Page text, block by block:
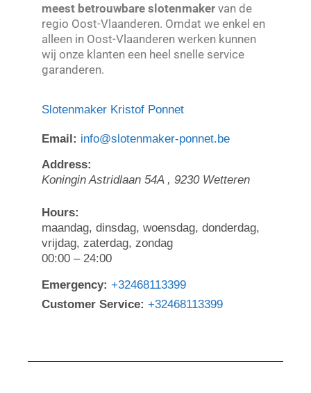
meest betrouwbare slotenmaker van de
regio Oost-Vlaanderen. Omdat we enkel en
alleen in Oost-Vlaanderen werken kunnen
wij onze klanten een heel snelle service
garanderen.
Slotenmaker Kristof Ponnet
Email: info@slotenmaker-ponnet.be
Address:
Koningin Astridlaan 54A, 9230 Wetteren
Hours:
maandag, dinsdag, woensdag, donderdag,
vrijdag, zaterdag, zondag
00:00 – 24:00
Emergency: +32468113399
Customer Service: +32468113399